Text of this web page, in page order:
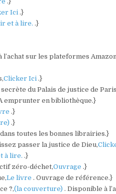
Ici .}
et à lire. .}
l’achat sur les plateformes
Clicker Ici .}
du Palais de justice de
emprunter en bibliothèque.}
.}
.}
toutes les bonnes librairies.}
passer la justice de Dieu,
à lire. .}
zéro-déchet,Ouvrage .}
Le livre . Ouvrage de référence.}
?,(la couverture) . Disponible à